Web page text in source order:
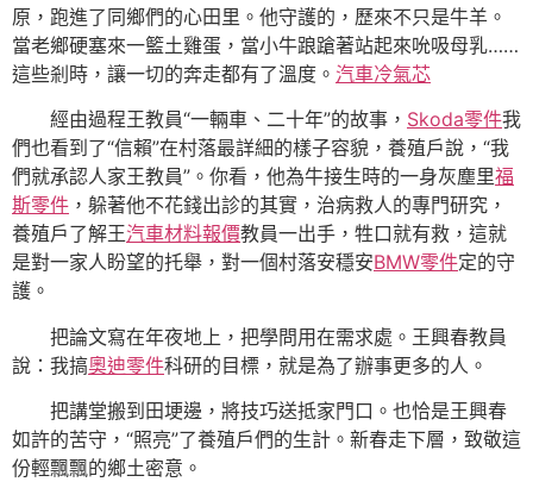
原，跑進了同鄉們的心田里。他守護的，歷來不只是牛羊。
當老鄉硬塞來一籃土雞蛋，當小牛踉蹌著站起來吮吸母乳……
這些剎時，讓一切的奔走都有了溫度。 汽車冷氣芯
經由過程王教員“一輛車、二十年”的故事， Skoda零件我
們也看到了“信賴”在村落最詳細的樣子容貌，養殖戶說，“我
們就承認人家王教員”。你看，他為牛接生時的一身灰塵里福
斯零件 ，躲著他不花錢出診的其實，治病救人的專門研究，
養殖戶了解王汽車材料報價教員一出手，牲口就有救，這就
是對一家人盼望的托舉，對一個村落安穩安BMW零件定的守
護。
把論文寫在年夜地上，把學問用在需求處。王興春教員
說：我搞奧迪零件科研的目標，就是為了辦事更多的人。
把講堂搬到田埂邊，將技巧送抵家門口。也恰是王興春
如許的苦守，“照亮”了養殖戶們的生計。新春走下層，致敬這
份輕飄飄的鄉土密意。